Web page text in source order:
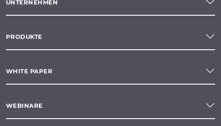
UNTERNEHMEN
PRODUKTE
WHITE PAPER
WEBINARE